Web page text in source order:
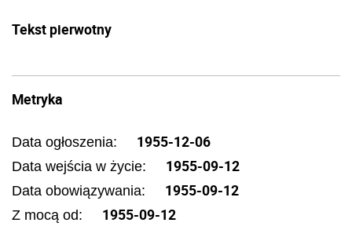
Tekst pierwotny
Metryka
Data ogłoszenia: 1955-12-06
Data wejścia w życie: 1955-09-12
Data obowiązywania: 1955-09-12
Z mocą od: 1955-09-12